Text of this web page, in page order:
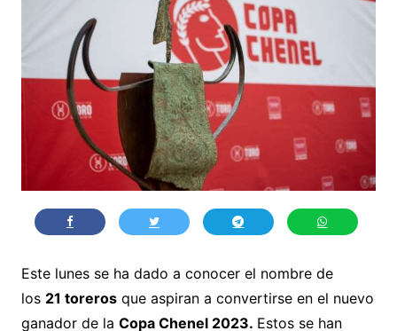
Este lunes se ha dado a conocer el nombre de
los 21 torerosque aspiran a convertirse en el nuevo
ganador de la Copa Chenel 2023. Estos se han